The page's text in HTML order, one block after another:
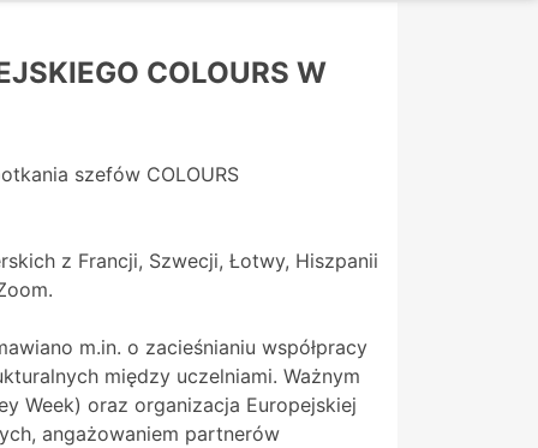
COLOURS W
szefów COLOURS
z Francji, Szwecji, Łotwy, Hiszpanii
m.in. o zacieśnianiu współpracy
między uczelniami. Ważnym
Week) oraz organizacja Europejskiej
angażowaniem partnerów